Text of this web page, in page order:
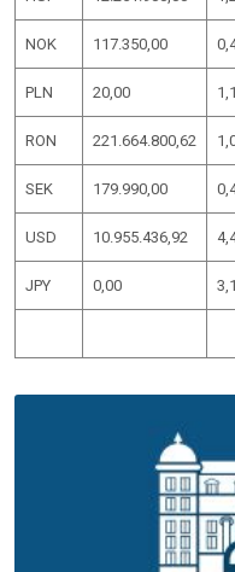
NOK 117.350,00
PLN 20,00
RON 221.664.800,62
SEK 179.990,00
USD 10.955.436,92
JPY 0,00